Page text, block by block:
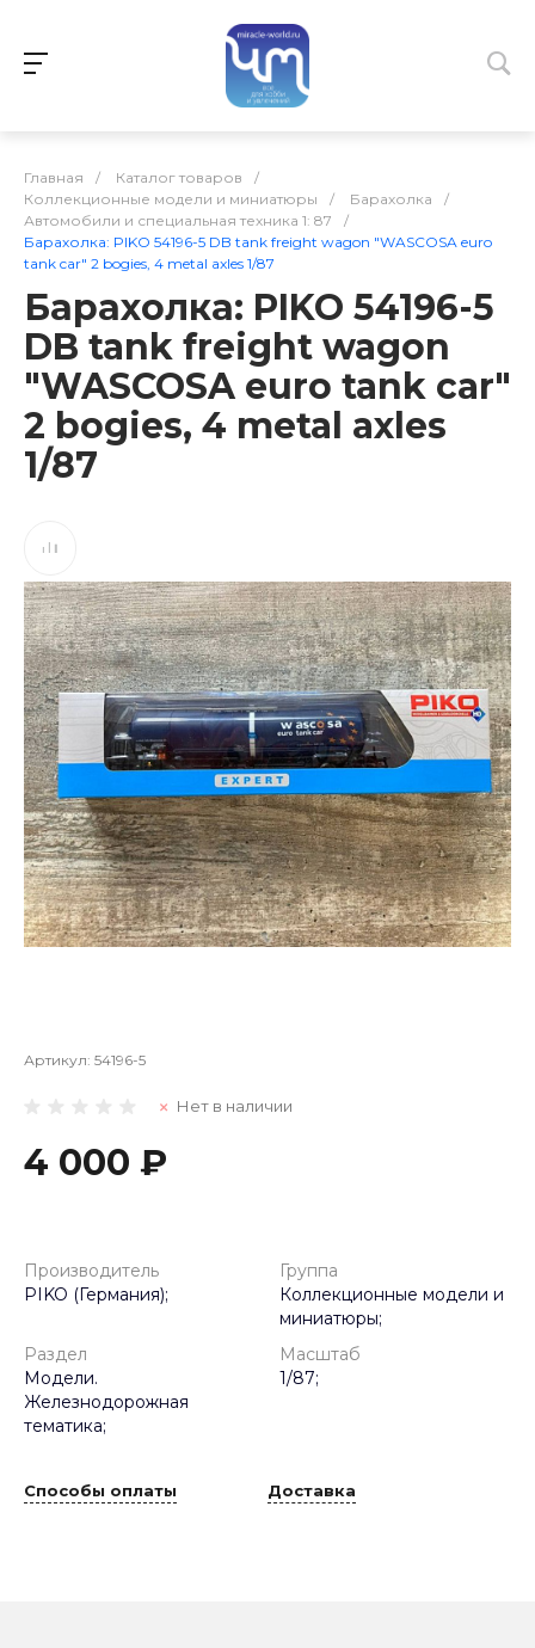
Главная / Каталог товаров
/
Коллекционные модели и миниатюры
/ Барахолка
/
Автомобили и специальная техника 1: 87
/
Барахолка: PIKO 54196-5 DB tank freight wagon "WASCOSA euro
tank car" 2 bogies, 4 metal axles 1/87
Барахолка: PIKO 54196-5
DB tank freight wagon
"WASCOSA euro tank car"
2 bogies, 4 metal axles
1/87
Артикул: 54196-5
Нет в наличии
4 000 ₽
Производитель
PIKO (Германия);
Группа
Коллекционные модели и
миниатюры;
Раздел
Модели.
Железнодорожная
тематика;
Масштаб
1/87;
Способы оплаты Доставка